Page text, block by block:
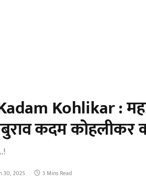
Kohlikar :
कदम कोहलीकर
30, 2025 3 Mins Read